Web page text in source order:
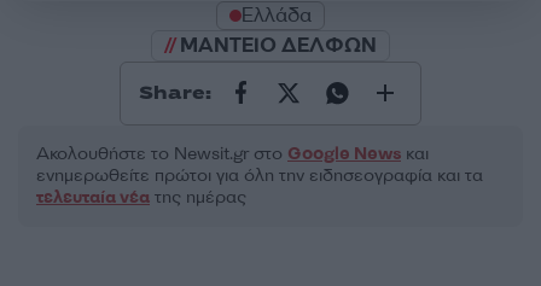
Ελλάδα
ΜΑΝΤΕΙΟ ΔΕΛΦΩΝ
Share:
Ακολουθήστε το Νewsit.gr στο Google News και
ενημερωθείτε πρώτοι για όλη την ειδησεογραφία και τα
τελευταία νέα της ημέρας